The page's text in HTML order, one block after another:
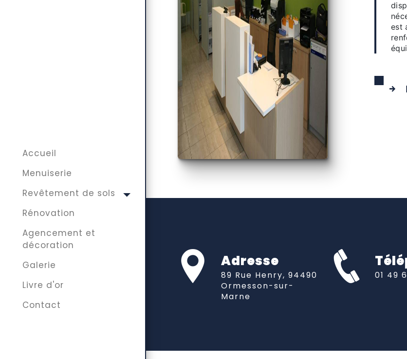
Accueil
Menuiserie
Revêtement de sols
Rénovation
Agencement et
décoration
Galerie
Livre d'or
Contact
est
Adresse
89 Rue Henry, 94490
Ormesson-sur-
Marne
01 49